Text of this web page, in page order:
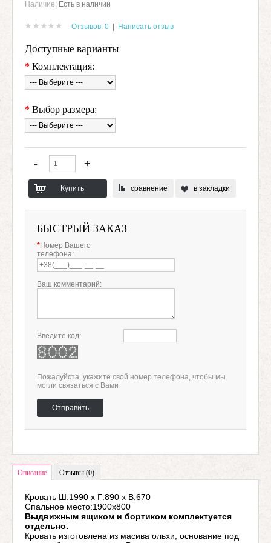
Наличие: Есть в наличии
Отзывов: 0 Написать отзыв
Доступные варианты
* Комплектация:
* Выбор размера:
сравнение в закладки
БЫСТРЫЙ ЗАКАЗ
*Номер Вашего
телефона:
Ваш комментарий:
Введите код:
Пожалуйста, укажите свой номер телефона, чтобы мы
могли связаться с Вами
Отправить
Описание Отзывы (0)
Кровать Ш:1990 х Г:890 х В:670
Спальное место:1900х800
Выдвижным ящиком и бортиком комплектуется
отдельно.
Кровать изготовлена из масива ольхи, основание под